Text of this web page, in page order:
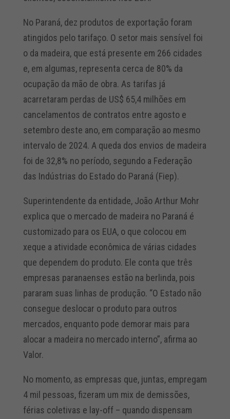
No Paraná, dez produtos de exportação foram
atingidos pelo tarifaço. O setor mais sensível foi
o da madeira, que está presente em 266 cidades
e, em algumas, representa cerca de 80% da
ocupação da mão de obra. As tarifas já
acarretaram perdas de US$ 65,4 milhões em
cancelamentos de contratos entre agosto e
setembro deste ano, em comparação ao mesmo
intervalo de 2024. A queda dos envios de madeira
foi de 32,8% no período, segundo a Federação
das Indústrias do Estado do Paraná (Fiep).
Superintendente da entidade, João Arthur Mohr
explica que o mercado de madeira no Paraná é
customizado para os EUA, o que colocou em
xeque a atividade econômica de várias cidades
que dependem do produto. Ele conta que três
empresas paranaenses estão na berlinda, pois
pararam suas linhas de produção. “O Estado não
consegue deslocar o produto para outros
mercados, enquanto pode demorar mais para
alocar a madeira no mercado interno”, afirma ao
Valor.
No momento, as empresas que, juntas, empregam
4 mil pessoas, fizeram um mix de demissões,
férias coletivas e lay-off – quando dispensam